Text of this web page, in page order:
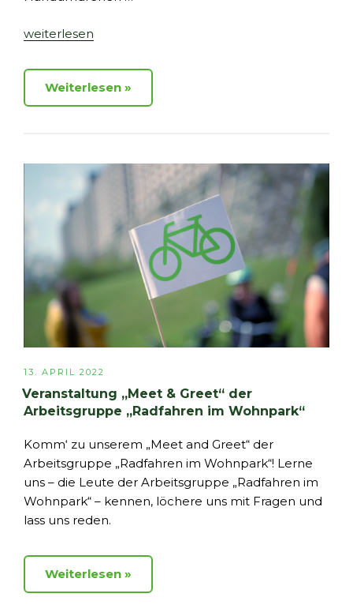
„Fahrradgeschichten
sechs
Teilen“
weiterlesen
Weiterlesen
VERÖFFENTLICHT
13. APRIL 2022
Veranstaltung „Meet & Greet“ der
Arbeitsgruppe „Radfahren im Wohnpark“
Komm‘ zu unserem „Meet and Greet“ der
Arbeitsgruppe „Radfahren im Wohnpark“! Lerne
uns – die Leute der Arbeitsgruppe „Radfahren im
Wohnpark“ – kennen, löchere uns mit Fragen und
lass uns reden.
Weiterlesen